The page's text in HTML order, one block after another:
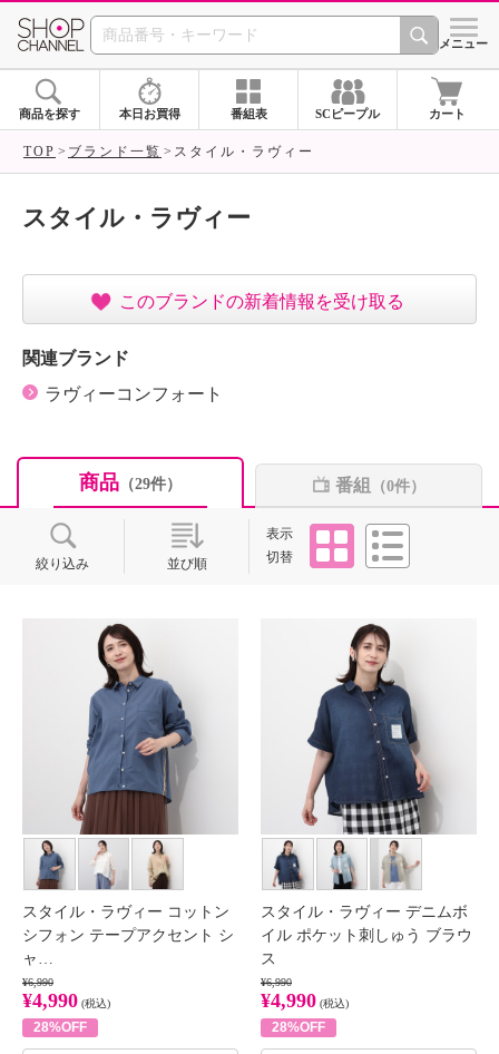
SHOP CHANNEL ショッ
メニュー
商品を探す 本日お買得 番組表 SCピープル カート
TOP ブランド一覧 スタイル・ラヴィー
スタイル・ラヴィー
このブランドの新着情報を受け取る
関連ブランド
ラヴィーコンフォート
商品 （29件） 番組 （0件）
絞り込み 並び順
表示
切替
タイル
スタイル・ラヴィー コットン
シフォン テープアクセント シ
ャ…
¥6,990
¥4,990 (税込)
28%OFF
スタイル・ラヴィー デニムボ
イル ポケット刺しゅう ブラウ
ス
¥6,990
¥4,990 (税込)
28%OFF